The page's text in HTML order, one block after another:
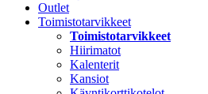
Outlet
Toimistotarvikkeet
Toimistotarvikkeet
Hiirimatot
Kalenterit
Kansiot